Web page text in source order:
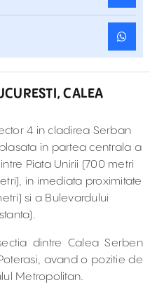
CALEA
4 in cladirea Serban
in partea centrala a
Piata Unirii (700 metri
in imediata proximitate
si a Bulevardului
dintre Calea Serben
avand o pozitie de
Metropolitan.